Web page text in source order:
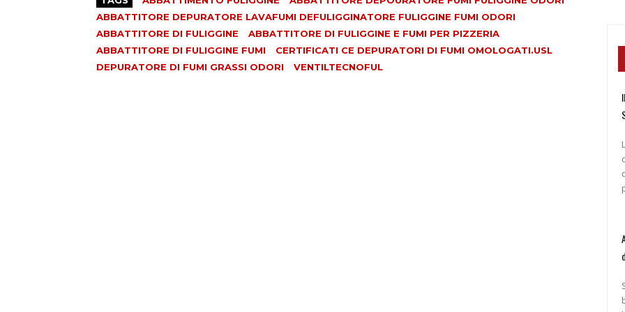
ABBATTITORE DEPURATORE LAVAFUMI DEFULIGGINATORE FULIGGINE FUMI ODORI
ABBATTITORE DI FULIGGINE
ABBATTITORE DI FULIGGINE E FUMI PER PIZZERIA
ABBATTITORE DI FULIGGINE FUMI
CERTIFICATI CE DEPURATORI DI FUMI OMOLOGATI.USL
DEPURATORE DI FUMI GRASSI ODORI
VENTILTECNOFUL